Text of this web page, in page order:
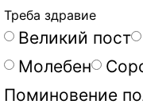
Треба здравие
Великий пост
Молебен
Поминовение